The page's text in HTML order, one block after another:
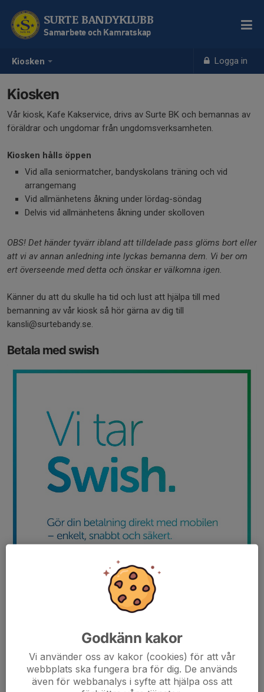
Kiosken Logga in
SURTE BANDYKLUBB
Samarbete och Kamratskap
Kiosken
Vår kiosk, Kafe Kakservice, drivs av Surte BK och bemannas av
föräldrar och ungdomar från ungdomsverksamheten.
Kiosken hålls öppen
Vid alla seniormatcher, bandyskolans träning och vid
arrangemang
Vid allmänhetens åkning under lördag-söndag
Delvis vid allmänhetens åkning under skolloven
OBS! Det händer tyvärr ibland att tilldelade pass glöms bort eller
att vi av annan anledning inte lyckas bemanna dem. Vi ber om
ert överseende med detta och önskar er välkomna igen.
Känner du att du skulle ha tid och lust att hjälpa till med
bemanning av vår kiosk så hör gärna av dig till
kansli@surtebandy.se.
Betala med swish
Godkänn kakor
Vi använder oss av kakor (cookies) för att vår
webbplats ska fungera bra för dig. De används
även för webbanalys i syfte att hjälpa oss att